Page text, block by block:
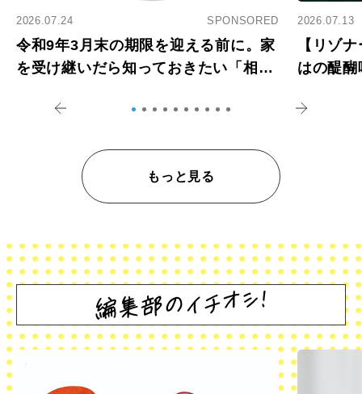
2026.07.24 SPONSORED
令和9年3月末の期限を迎える前に。家
を受け継いだら知っておきたい「相続
2026.07.13
【リゾ
はの醍
もっと見る